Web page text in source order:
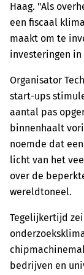
Haag. "Als
een fiscaal
maakt om te
investeringen
Organisator
start-ups
aantal pas
binnenhaalt
noemde dat
licht van het
over de
wereldtoneel.
Tegelijkertijd
bedrijven en